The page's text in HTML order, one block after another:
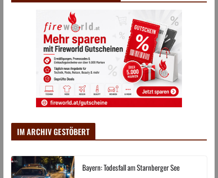
IM ARCHIV GESTÖBERT
Bayern: Todesfall am Starnberger See